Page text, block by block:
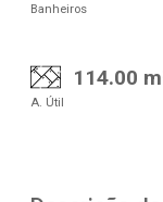
Banheiros
114.00
A. Útil